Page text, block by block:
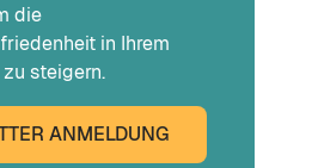
die
in Ihrem
steigern.
ANMELDUNG